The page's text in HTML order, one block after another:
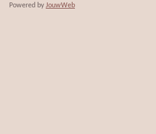
Powered by JouwWeb